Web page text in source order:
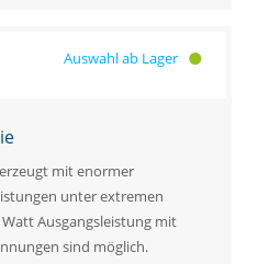
Auswahl ab Lager
mit enormer
unter extremen
Ausgangsleistung mit
sind möglich.